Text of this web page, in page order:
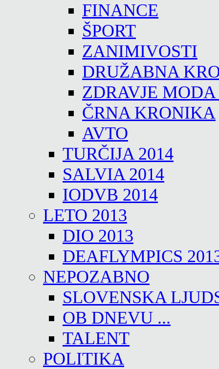
FINANCE
ŠPORT
ZANIMIVOSTI
DRUŽABNA
ZDRAVJE
ČRNA KRONIKA
AVTO
TURČIJA 2014
SALVIA 2014
IODVB 2014
LETO 2013
DIO 2013
DEAFLYMPICS
NEPOZABNO
SLOVENSKA
OB DNEVU ...
TALENT
POLITIKA